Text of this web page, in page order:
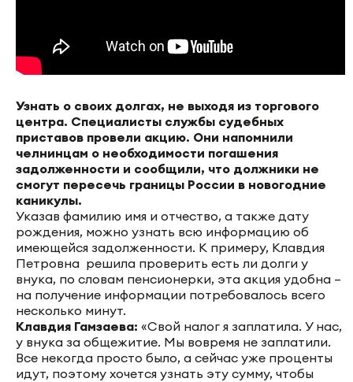
Узнать о своих долгах, не выходя из торгового
центра. Специалисты службы судебных
приставов провели акцию. Они напомнили
челнинцам о необходимости погашения
задолженности и сообщили, что должники не
смогут пересечь границы России в новогодние
каникулы.
Указав фамилию имя и отчество, а также дату
рождения, можно узнать всю информацию об
имеющейся задолженности. К примеру, Клавдия
Петровна решила проверить есть ли долги у
внука, по словам пенсионерки, эта акция удобна –
на получение информации потребовалось всего
несколько минут.
Клавдия Гамзаева: «Свой налог я заплатила. У нас,
у внука за общежитие. Мы вовремя не заплатили.
Все некогда просто было, а сейчас уже проценты
идут, поэтому хочется узнать эту сумму, чтобы